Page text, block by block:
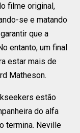
filme original,
se e matando
que a
entanto, um final
estar mais de
Matheson.
estão
do alfa
termina. Neville